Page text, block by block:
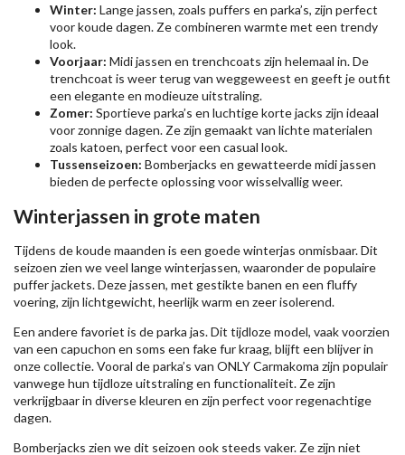
Winter: Lange jassen, zoals puffers en parka’s, zijn perfect
voor koude dagen. Ze combineren warmte met een trendy
look.
Voorjaar: Midi jassen en trenchcoats zijn helemaal in. De
trenchcoat is weer terug van weggeweest en geeft je outfit
een elegante en modieuze uitstraling.
Zomer: Sportieve parka’s en luchtige korte jacks zijn ideaal
voor zonnige dagen. Ze zijn gemaakt van lichte materialen
zoals katoen, perfect voor een casual look.
Tussenseizoen: Bomberjacks en gewatteerde midi jassen
bieden de perfecte oplossing voor wisselvallig weer.
Winterjassen in grote maten
Tijdens de koude maanden is een goede winterjas onmisbaar. Dit
seizoen zien we veel lange winterjassen, waaronder de populaire
puffer jackets. Deze jassen, met gestikte banen en een fluffy
voering, zijn lichtgewicht, heerlijk warm en zeer isolerend.
Een andere favoriet is de parka jas. Dit tijdloze model, vaak voorzien
van een capuchon en soms een fake fur kraag, blijft een blijver in
onze collectie. Vooral de parka’s van ONLY Carmakoma zijn populair
vanwege hun tijdloze uitstraling en functionaliteit. Ze zijn
verkrijgbaar in diverse kleuren en zijn perfect voor regenachtige
dagen.
Bomberjacks zien we dit seizoen ook steeds vaker. Ze zijn niet